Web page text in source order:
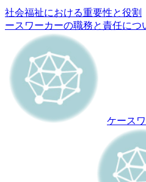
社会福祉における重要性と役割
ースワーカーの職務と責任につ
ケース